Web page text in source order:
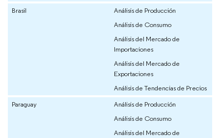
Brasil
Análisis de Producción
Análisis de Consumo
Análisis del Mercado de
Importaciones
Análisis del Mercado de
Exportaciones
Análisis de Tendencias de Precios
Paraguay
Análisis de Producción
Análisis de Consumo
Análisis del Mercado de